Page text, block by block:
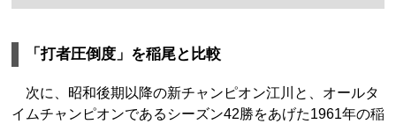
「打者圧倒度」を稲尾と比較
次に、昭和後期以降の新チャンピオン江川と、オールタ
イムチャンピオンであるシーズン42勝をあげた1961年の稲